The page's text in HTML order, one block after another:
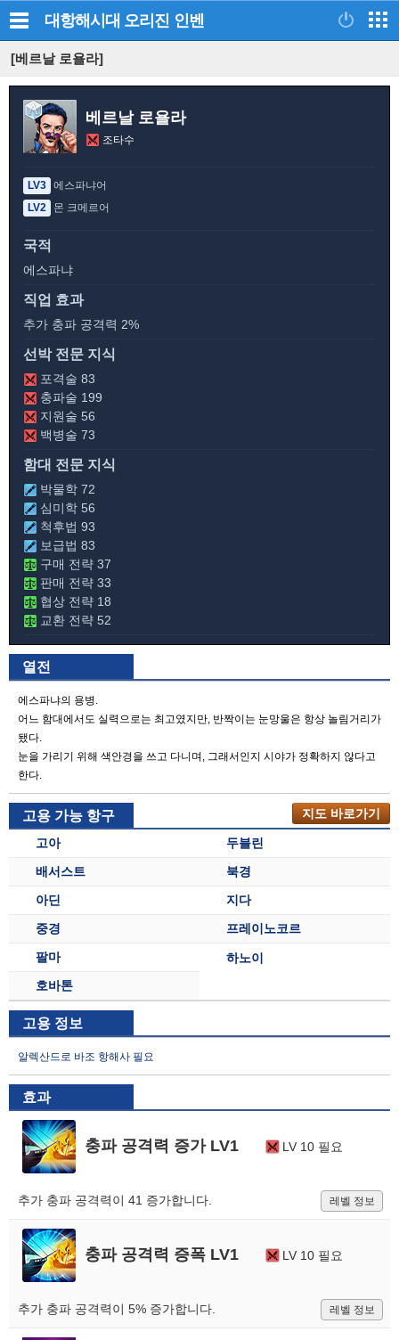
대항해시대 오리진 인벤
[베르날 로욜라]
베르날 로욜라
조타수
LV3 에스파냐어
LV2
몬 크메르어
국적
에스파냐
직업 효과
추가 충파 공격력 2%
선박 전문 지식
포격술 83
충파술 199
지원술 56
백병술 73
함대 전문 지식
박물학 72
심미학 56
척후법 93
보급법 83
구매 전략 37
판매 전략 33
협상 전략 18
교환 전략 52
열전
에스파냐의 용병.
어느 함대에서도 실력으로는 최고였지만, 반짝이는 눈망울은 항상 놀림거리가
됐다.
눈을 가리기 위해 색안경을 쓰고 다니며, 그래서인지 시야가 정확하지 않다고
한다.
고용 가능 항구 지도 바로가기
고아
두블린
배서스트
북경
아딘
지다
중경
프레이노코르
팔마
하노이
호바톤
고용 정보
알렉산드로 바조 항해사 필요
효과
충파 공격력 증가 LV1 LV 10 필요
추가 충파 공격력이 41 증가합니다. 레벨 정보
충파 공격력 증폭 LV1 LV 10 필요
추가 충파 공격력이 5% 증가합니다. 레벨 정보